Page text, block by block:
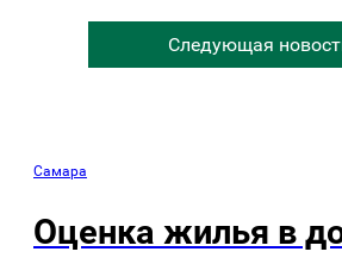
Следующая
Самара
Оценка жилья в